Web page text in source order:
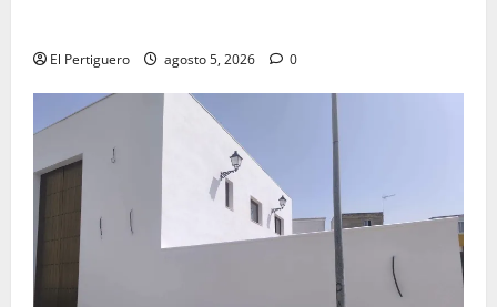
El Pertiguero agosto 5, 2026 0